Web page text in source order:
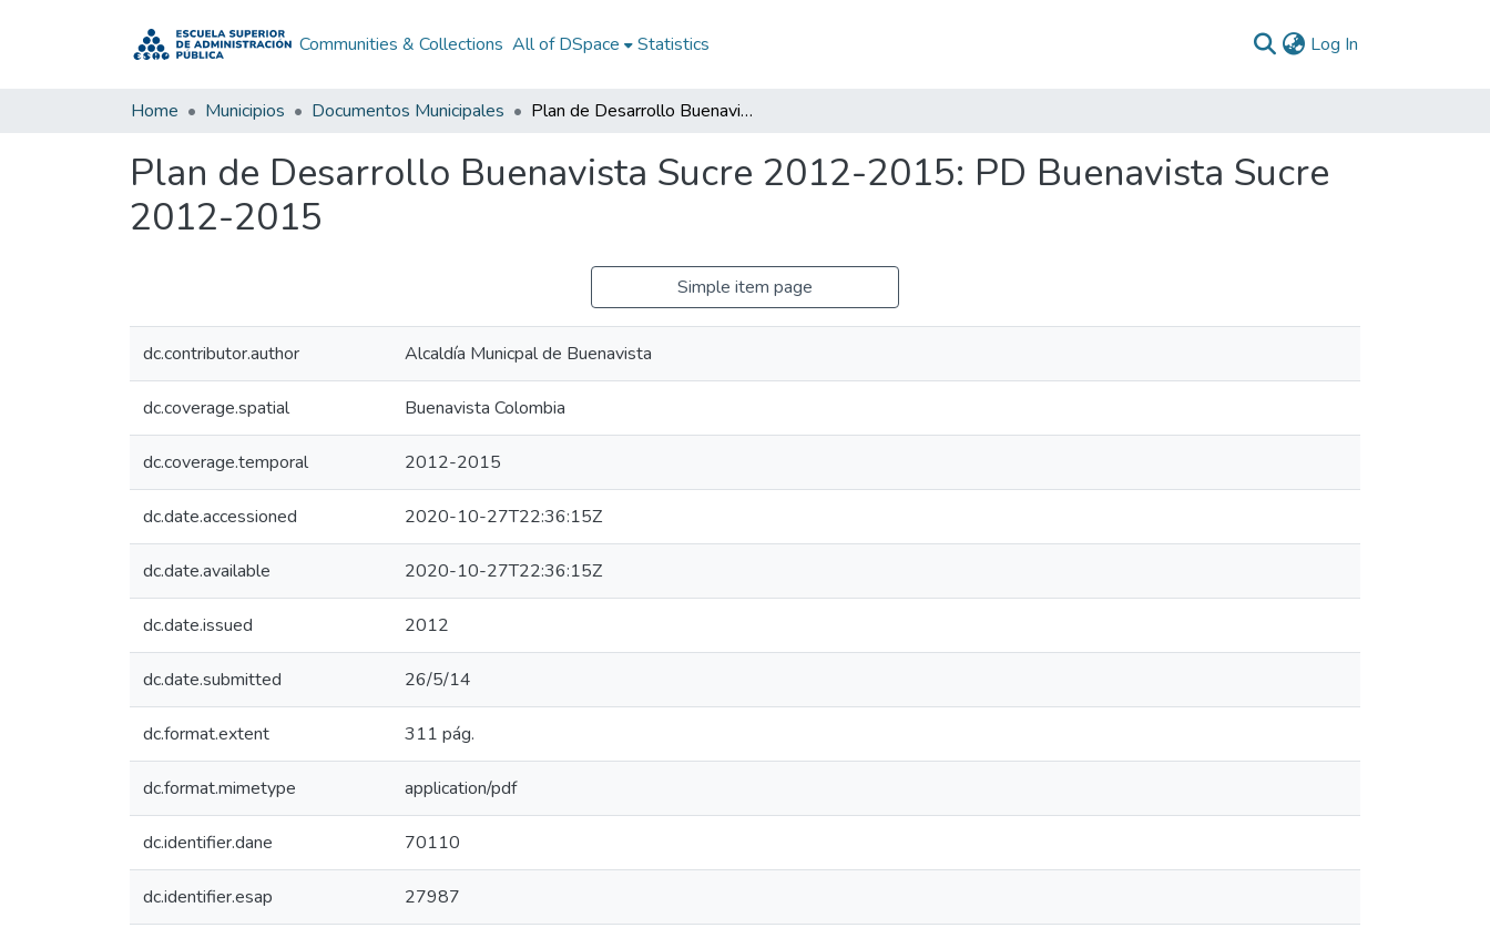
Communities & Collections All of DSpace Statistics Log In
Home Municipios Documentos Municipales Plan de Desarrollo Buenavista Sucre 2012-2015: PD Buenavista Sucre 2012-2015
Plan de Desarrollo Buenavista Sucre 2012-2015: PD Buenavista Sucre
2012-2015
Simple item page
dc.contributor.author Alcaldía Municpal de Buenavista
dc.coverage.spatial Buenavista Colombia
dc.coverage.temporal 2012-2015
dc.date.accessioned 2020-10-27T22:36:15Z
dc.date.available 2020-10-27T22:36:15Z
dc.date.issued 2012
dc.date.submitted 26/5/14
dc.format.extent 311 pág.
dc.format.mimetype application/pdf
dc.identifier.dane 70110
dc.identifier.esap 27987